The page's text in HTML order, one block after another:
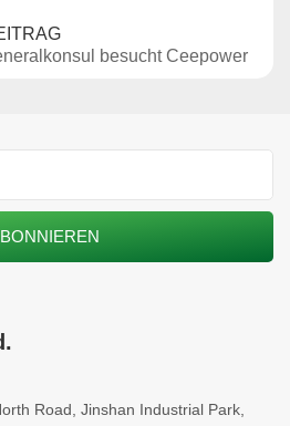
besucht Ceepower
Road, Jinshan Industrial Park,